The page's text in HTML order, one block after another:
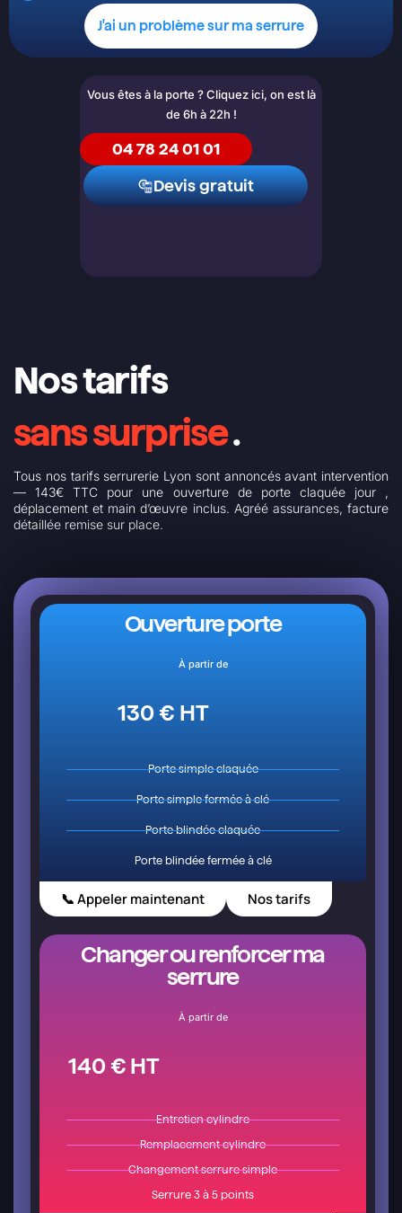
J'ai un problème sur ma serrure
Vous êtes à la porte ? Cliquez ici, on est là
de 6h à 22h !
04 78 24 01 01
Devis gratuit
Nos tarifs
sans surprise.
Tous nos tarifs serrurerie Lyon sont annoncés avant intervention
— 143€ TTC pour une ouverture de porte claquée jour ,
déplacement et main d’œuvre inclus. Agréé assurances, facture
détaillée remise sur place.
Ouverture porte
À partir de
130 € HT
Porte simple claquée
Porte simple fermée à clé
Porte blindée claquée
Porte blindée fermée à clé
📞 Appeler maintenant Nos tarifs
Changer ou renforcer ma
serrure
À partir de
140 € HT
Entretien cylindre
Remplacement cylindre
Changement serrure simple
Serrure 3 à 5 points